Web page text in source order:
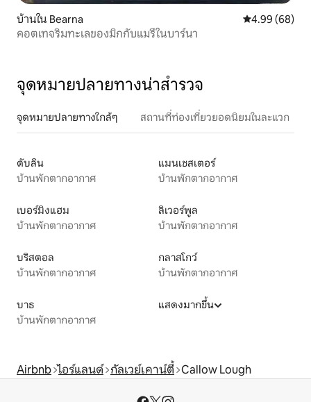
บ้านใน Bearna คะแนนเฉลี่ย
4.99 (68)
คอตเทจริมทะเลของมิกกับแมรี่ในบาร์นา
จุดหมายปลายทางน่าสำรวจ
จุดหมายปลายทางใกล้ๆ สถานที่ท่องเที่ยวยอดนิยมในละแวก
ดับลิน
บ้านพักตากอากาศ
แมนเชสเตอร์
บ้านพักตากอากาศ
เบอร์มิงแฮม
บ้านพักตากอากาศ
ลิเวอร์พูล
บ้านพักตากอากาศ
บริสตอล
บ้านพักตากอากาศ
กลาสโกว์
บ้านพักตากอากาศ
บาธ
บ้านพักตากอากาศ
แสดงมากขึ้น
Airbnb ไอร์แลนด์ กัลเวย์เคาน์ตี้ Callow Lough